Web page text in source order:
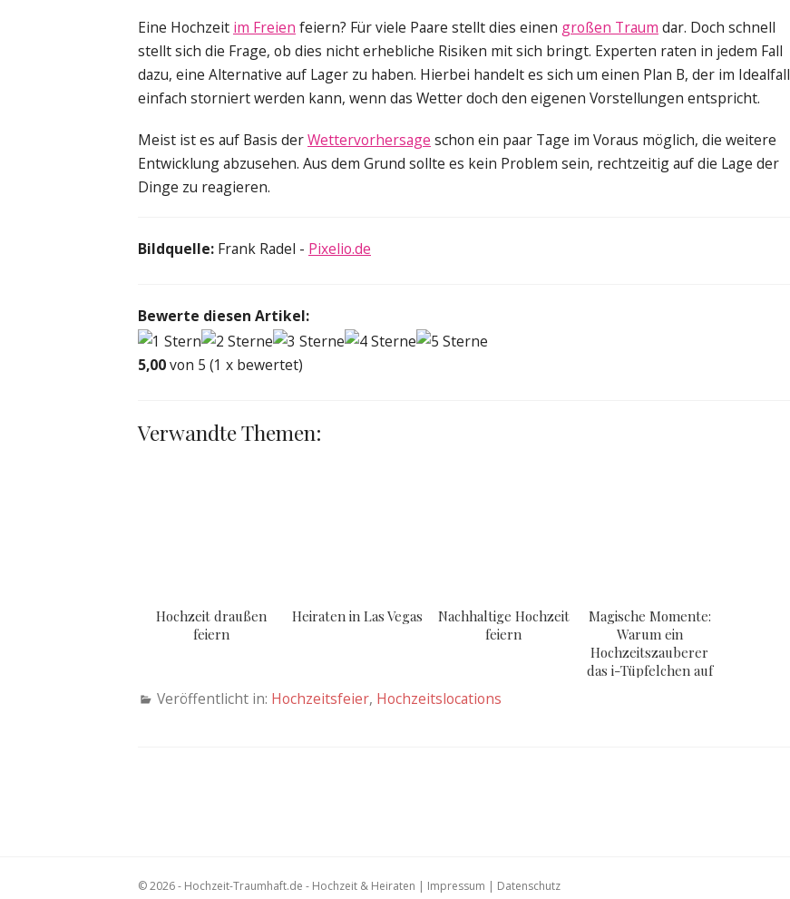
Eine Hochzeit im Freien feiern? Für viele Paare stellt dies einen großen Traum dar. Doch schnell
stellt sich die Frage, ob dies nicht erhebliche Risiken mit sich bringt. Experten raten in jedem Fall
dazu, eine Alternative auf Lager zu haben. Hierbei handelt es sich um einen Plan B, der im Idealfall
einfach storniert werden kann, wenn das Wetter doch den eigenen Vorstellungen entspricht.
Meist ist es auf Basis derWettervorhersage schon ein paar Tage im Voraus möglich, die weitere
Entwicklung abzusehen. Aus dem Grund sollte es kein Problem sein, rechtzeitig auf die Lage der
Dinge zu reagieren.
Bildquelle: Frank Radel - Pixelio.de
Bewerte diesen Artikel:
5,00von 5 (1 x bewertet)
Verwandte Themen:
Hochzeit draußen
feiern
Heiraten in Las Vegas
Nachhaltige Hochzeit
feiern
Magische Momente:
Warum ein
Hochzeitszauberer
das i-Tüpfelchen auf
Veröffentlicht in: Hochzeitsfeier, Hochzeitslocations
© 2026 - Hochzeit-Traumhaft.de - Hochzeit & Heiraten | Impressum | Datenschutz